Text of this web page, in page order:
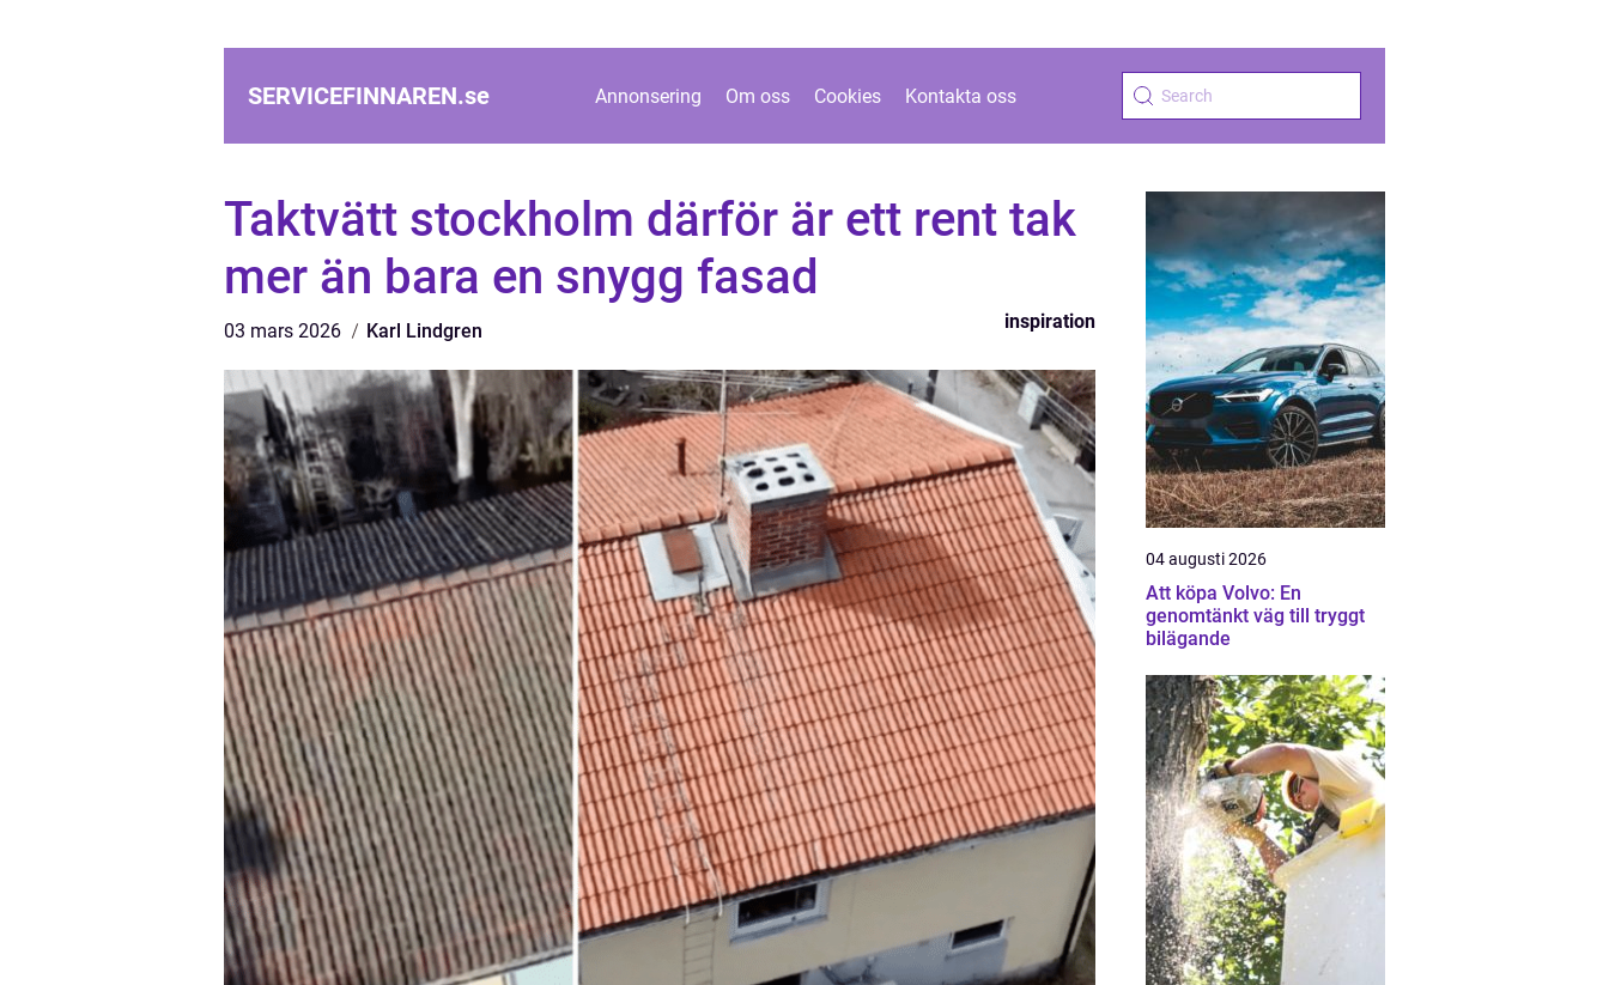
SERVICEFINNAREN.se Annonsering Om oss Cookies Kontakta oss
Taktvätt stockholm därför är ett rent tak
mer än bara en snygg fasad
03 mars 2026 Karl Lindgren inspiration
04 augusti 2026
Att köpa Volvo: En
genomtänkt väg till tryggt
bilägande